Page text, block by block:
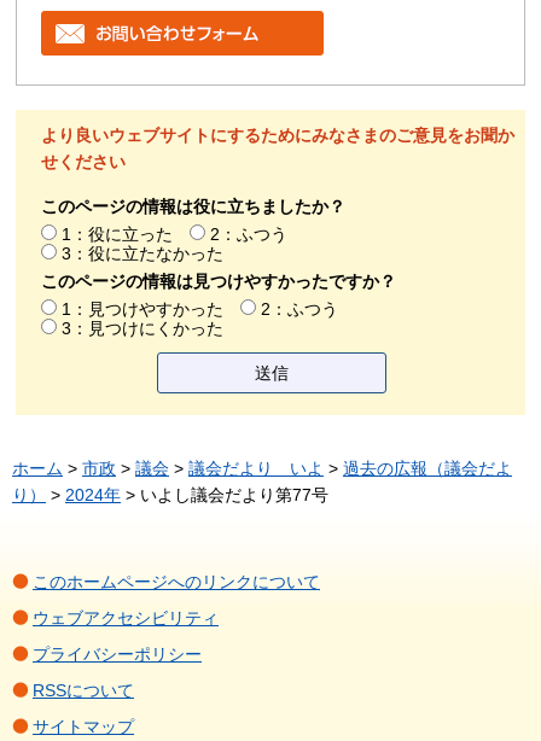
より良いウェブサイトにするためにみなさまのご意見をお聞か
せください
このページの情報は役に立ちましたか？
1：役に立った
2：ふつう
3：役に立たなかった
このページの情報は見つけやすかったですか？
1：見つけやすかった
2：ふつう
3：見つけにくかった
ホーム > 市政 > 議会 > 議会だより いよ > 過去の広報（議会だよ
り）
> 2024年 > いよし議会だより第77号
このホームページへのリンクについて
ウェブアクセシビリティ
プライバシーポリシー
RSSについて
サイトマップ